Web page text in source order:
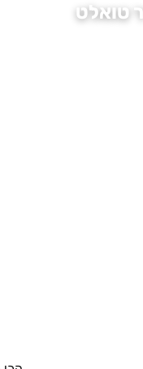
טואלט